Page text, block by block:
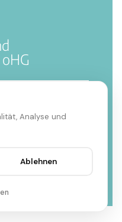
Analyse und
Ablehnen